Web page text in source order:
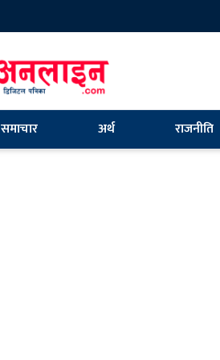
समाचार अर्थ राजनीति